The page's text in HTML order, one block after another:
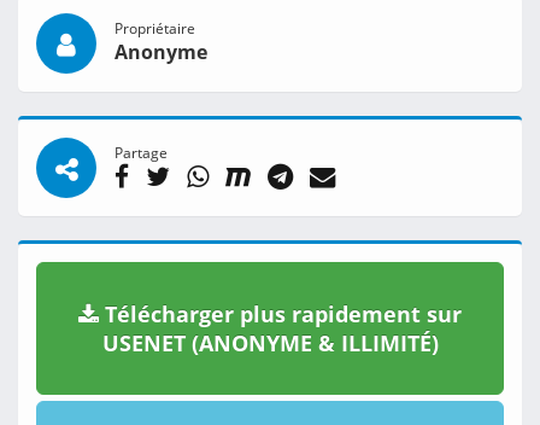
Propriétaire
Anonyme
Partage
Télécharger plus rapidement sur
USENET (ANONYME & ILLIMITÉ)